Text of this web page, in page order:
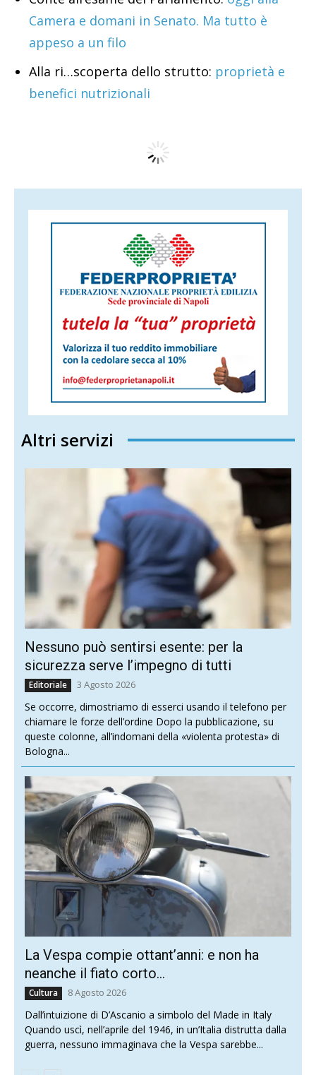
Camera e domani in Senato. Ma tutto è
appeso a un filo
Alla ri…scoperta dello strutto: proprietà e
benefici nutrizionali
Altri servizi
Nessuno può sentirsi esente: per la
sicurezza serve l’impegno di tutti
Editoriale 3 Agosto 2026
Se occorre, dimostriamo di esserci usando il telefono per
chiamare le forze dell’ordine Dopo la pubblicazione, su
queste colonne, all’indomani della «violenta protesta» di
Bologna...
La Vespa compie ottant’anni: e non ha
neanche il fiato corto…
Cultura 8 Agosto 2026
Dall’intuizione di D’Ascanio a simbolo del Made in Italy
Quando uscì, nell’aprile del 1946, in un’Italia distrutta dalla
guerra, nessuno immaginava che la Vespa sarebbe...